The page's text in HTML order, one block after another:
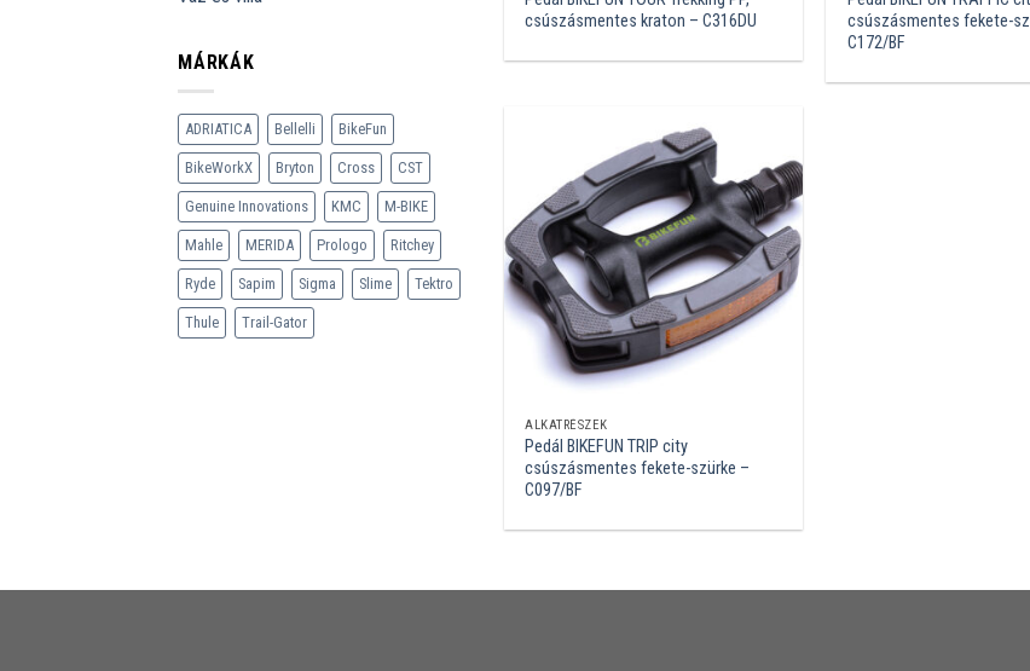
MÁRKÁK
ADRIATICA Bellelli BikeFun
BikeWorkX Bryton Cross CST
Genuine Innovations KMC M-BIKE
Mahle MERIDA Prologo Ritchey
Ryde Sapim Sigma Slime Tektro
Thule Trail-Gator
csúszásmentes kraton – C316DU
csúszásmentes fekete-
C172/BF
ALKATRÉSZEK
Pedál BIKEFUN TRIP city
csúszásmentes fekete-szürke –
C097/BF